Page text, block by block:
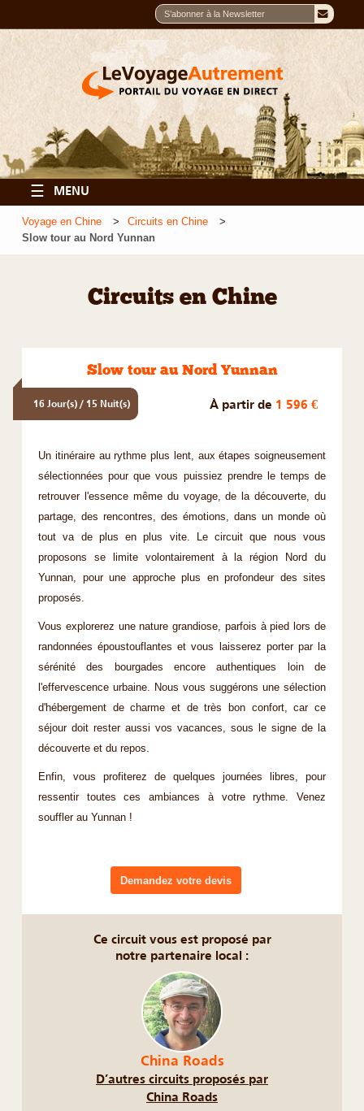
☰ MENU
Voyage en Chine
Circuits en Chine
Slow tour au Nord Yunnan
Circuits en Chine
Slow tour au Nord Yunnan
16 Jour(s) / 15 Nuit(s) À partir de 1 596 €
Un itinéraire au rythme plus lent, aux étapes soigneusement
sélectionnées pour que vous puissiez prendre le temps de
retrouver l'essence même du voyage, de la découverte, du
partage, des rencontres, des émotions, dans un monde où
tout va de plus en plus vite. Le circuit que nous vous
proposons se limite volontairement à la région Nord du
Yunnan, pour une approche plus en profondeur des sites
proposés.
Vous explorerez une nature grandiose, parfois à pied lors de
randonnées époustouflantes et vous laisserez porter par la
sérénité des bourgades encore authentiques loin de
l'effervescence urbaine. Nous vous suggérons une sélection
d'hébergement de charme et de très bon confort, car ce
séjour doit rester aussi vos vacances, sous le signe de la
découverte et du repos.
Enfin, vous profiterez de quelques journées libres, pour
ressentir toutes ces ambiances à votre rythme. Venez
souffler au Yunnan !
Demandez votre devis
Ce circuit vous est proposé par
notre partenaire local :
China Roads
D’autres circuits proposés par
China Roads